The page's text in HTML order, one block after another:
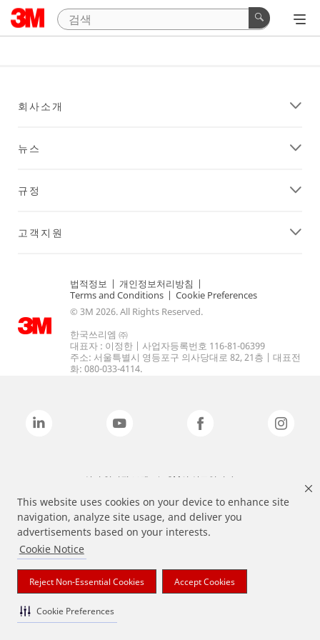
This website uses cookies on your device to enhance site
navigation, analyze site usage, and deliver you
advertisements based on your interests.
Cookie Notice
Reject Non-Essential Cookies Accept Cookies
Cookie Preferences
회사소개
뉴스
규정
고객지원
법적정보 | 개인정보처리방침 |
Terms and Conditions | Cookie Preferences
© 3M 2026. All Rights Reserved.
한국쓰리엠 ㈜
대표자 : 이정한 | 사업자등록번호 116-81-06399
주소: 서울특별시 영등포구 의사당대로 82, 21층 | 대표전
화: 080-033-4114.
상기 열거된 브랜드는 3M의 상표입니다.